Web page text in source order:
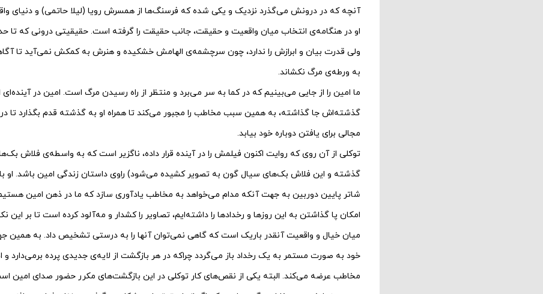
آنچه که در درونش می‌گذرد نزدیک و یکی شده که فرسنگ‌ها از همسرش رویا (لیلا حاتمی) و دنیای
او در هنگامه‌ی انتخاب میان واقعیت و حقیقت، جانب حقیقت را گرفته است. حقیقیتی درونی که تا
ولی قدرت بیان و ابرازش را ندارد، چون سرچشمه‌ی الهامش خشکیده و هنرش به کمکش نمی‌آید تا
به ورطه‌ی مرگ نکشاند.
ما امین را از جایی می‌بینیم که در کما به سر می‌برد و منتظر از راه رسیدن مرگ است. امین در
گذشته‌اش جا گذاشته، به همین سبب مخاطب را مجبور می‌کند تا همراه او به گذشته قدم بگذارد تا
مجالی برای یافتن دوباره خود بیابد.
توکلی از آن روی که روایت اکنون فیلمش را در آینده قرار داده، ناگزیر است که به واسطه‌ی فلاش بک‌ها
گذشته و این فلاش بک‌های سیال گون به تصویر کشیده می‌شود) راوی داستان زندگی امین باشد. او
شاتر پایین دوربین به جهت آنکه مدام می‌خواهد به مخاطب یادآوری سازد که ما در ذهن امین هستیم
امکان پا گذاشتن به این روزها و رخدادها را داشته‌ایم، تصاویر را کشدار و مه‌آلود کرده است تا بر این
میان خیال و واقعیت آنقدر باریک است که گاهی نمی‌توان آنها را به درستی تشخیص داد. به همین
خود به صورت مستمر به یک رخداد باز می‌گردد چراکه در هر بازگشت از لایه‌ی جدیدی پرده برمی‌دارد و
مخاطب عرضه می‌کند. البته یکی از نقص‌های کار توکلی در این بازگشت‌های مکرر حضور صدای امین